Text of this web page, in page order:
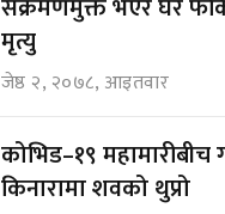
मृत्यु
जेष्ठ २, २०७८, आइतवार
कोभिड–१९ महामारीबीच
किनारामा शवको थुप्रो